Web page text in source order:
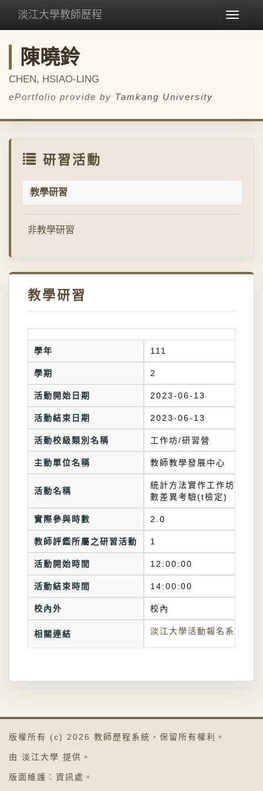
Toggle
淡江大學教師歷程
陳曉鈴
CHEN, HSIAO-LING
ePortfolio provide by Tamkang University
研習活動
教學研習
非教學研習
教學研習
學年 111
學期 2
活動開始日期 2023-06-13
活動結束日期 2023-06-13
活動校級類別名稱 工作坊/研習營
主動單位名稱 教師教學發展中心
活動名稱
統計方法實作工作坊-平均
數差異考驗(t檢定)
實際參與時數 2.0
教師評鑑所屬之研習活動 1
活動開始時間 12:00:00
活動結束時間 14:00:00
校內外 校內
相關連結 淡江大學活動報名系統連結
版權所有 (c) 2026 教師歷程系統 ，保留所有權利。
由 淡江大學 提供。
版面維護： 資訊處 。